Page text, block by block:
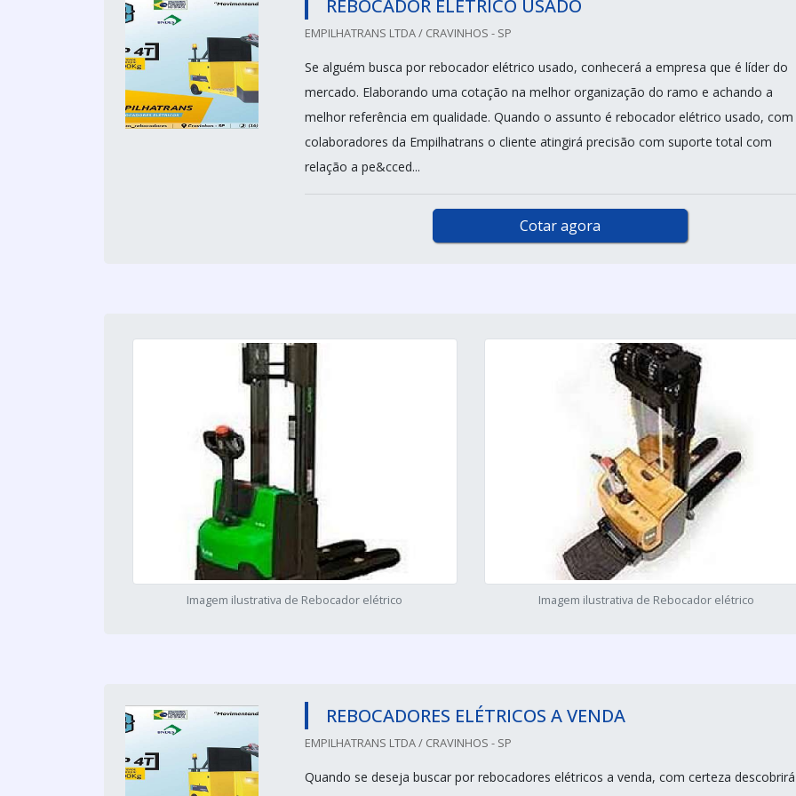
REBOCADOR ELÉTRICO USADO
EMPILHATRANS LTDA / CRAVINHOS - SP
Se alguém busca por rebocador elétrico usado, conhecerá a empresa que é líder do
mercado. Elaborando uma cotação na melhor organização do ramo e achando a
melhor referência em qualidade. Quando o assunto é rebocador elétrico usado,
colaboradores da Empilhatrans o cliente atingirá precisão com suporte total com
relação a pe&cced...
Cotar agora
Imagem ilustrativa de Rebocador elétrico Imagem ilustrativa de Rebocador elétrico
REBOCADORES ELÉTRICOS A VENDA
EMPILHATRANS LTDA / CRAVINHOS - SP
Quando se deseja buscar por rebocadores elétricos a venda, com certeza